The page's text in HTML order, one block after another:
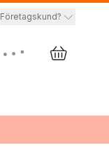
Företagskund?